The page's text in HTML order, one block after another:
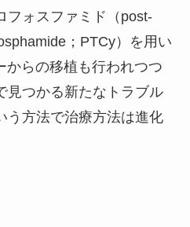
フォスファミド（ post-
； PTCy）を用い
からの移植も行われつつ
見つかる新たなトラブル
う方法で治療方法は進化